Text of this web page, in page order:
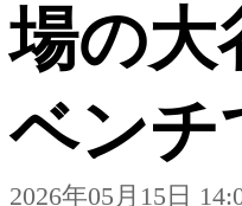
場の大
ベンチ
2026年05月15日